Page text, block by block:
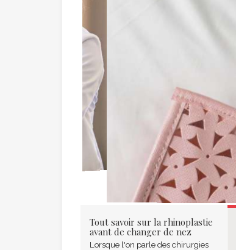
Tout savoir sur la rhinoplastie
avant de changer de nez
Lorsque l'on parle des chirurgies